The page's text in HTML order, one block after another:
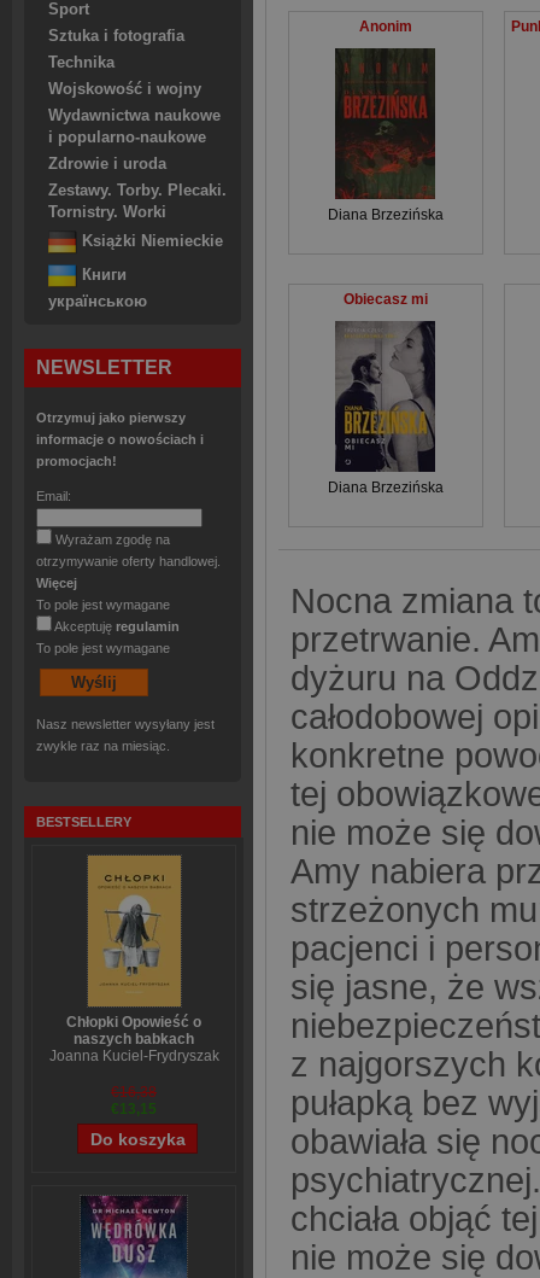
Sport
Sztuka i fotografia
Technika
Wojskowość i wojny
Wydawnictwa naukowe
i popularno-naukowe
Zdrowie i uroda
Zestawy. Torby. Plecaki.
Tornistry. Worki
Książki Niemieckie
Книги
українською
NEWSLETTER
Otrzymuj jako pierwszy
informacje o nowościach i
promocjach!
Email:
Wyrażam zgodę na
otrzymywanie oferty handlowej.
Więcej
To pole jest wymagane
Akceptuję regulamin
To pole jest wymagane
Nasz newsletter wysyłany jest
zwykle raz na miesiąc.
BESTSELLERY
Chłopki Opowieść o
naszych babkach
Joanna Kuciel-Frydryszak
€16,38
€13,15
Anonim
Diana Brzezińska
Obiecasz mi
Diana Brzezińska
Nocna zmiana
przetrwanie.
dyżuru na
całodobowej
konkretne
tej
nie może się
Amy nabiera
strzeżonych
pacjenci i
się jasne, że
z najgorszych
pułapką bez
obawiała się
chciała objąć
nie może się